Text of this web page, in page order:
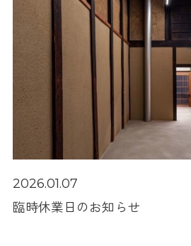
2026.01.07
臨時休業日のお知らせ